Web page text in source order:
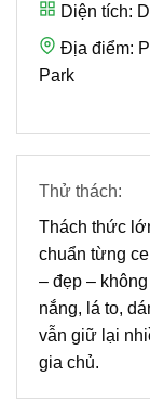
Diện tích:
Địa điểm:
Park
Thử thách:
Thách thức
chuẩn từng
– đẹp –
nắng, lá to,
vẫn giữ lại
gia chủ.